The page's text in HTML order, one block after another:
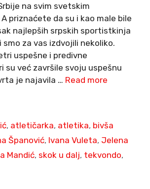
na svim svetskim
priznaćete da su i kao male bile
najlepših srpskih sportistkinja
smo za vas izdvojili nekoliko.
uspešne i predivne
su već završile svoju uspešnu
je najavila … Read more
, atletičarka, atletika, bivša
Španović, Ivana Vuleta, Jelena
Mandić, skok u dalj, tekvondo,